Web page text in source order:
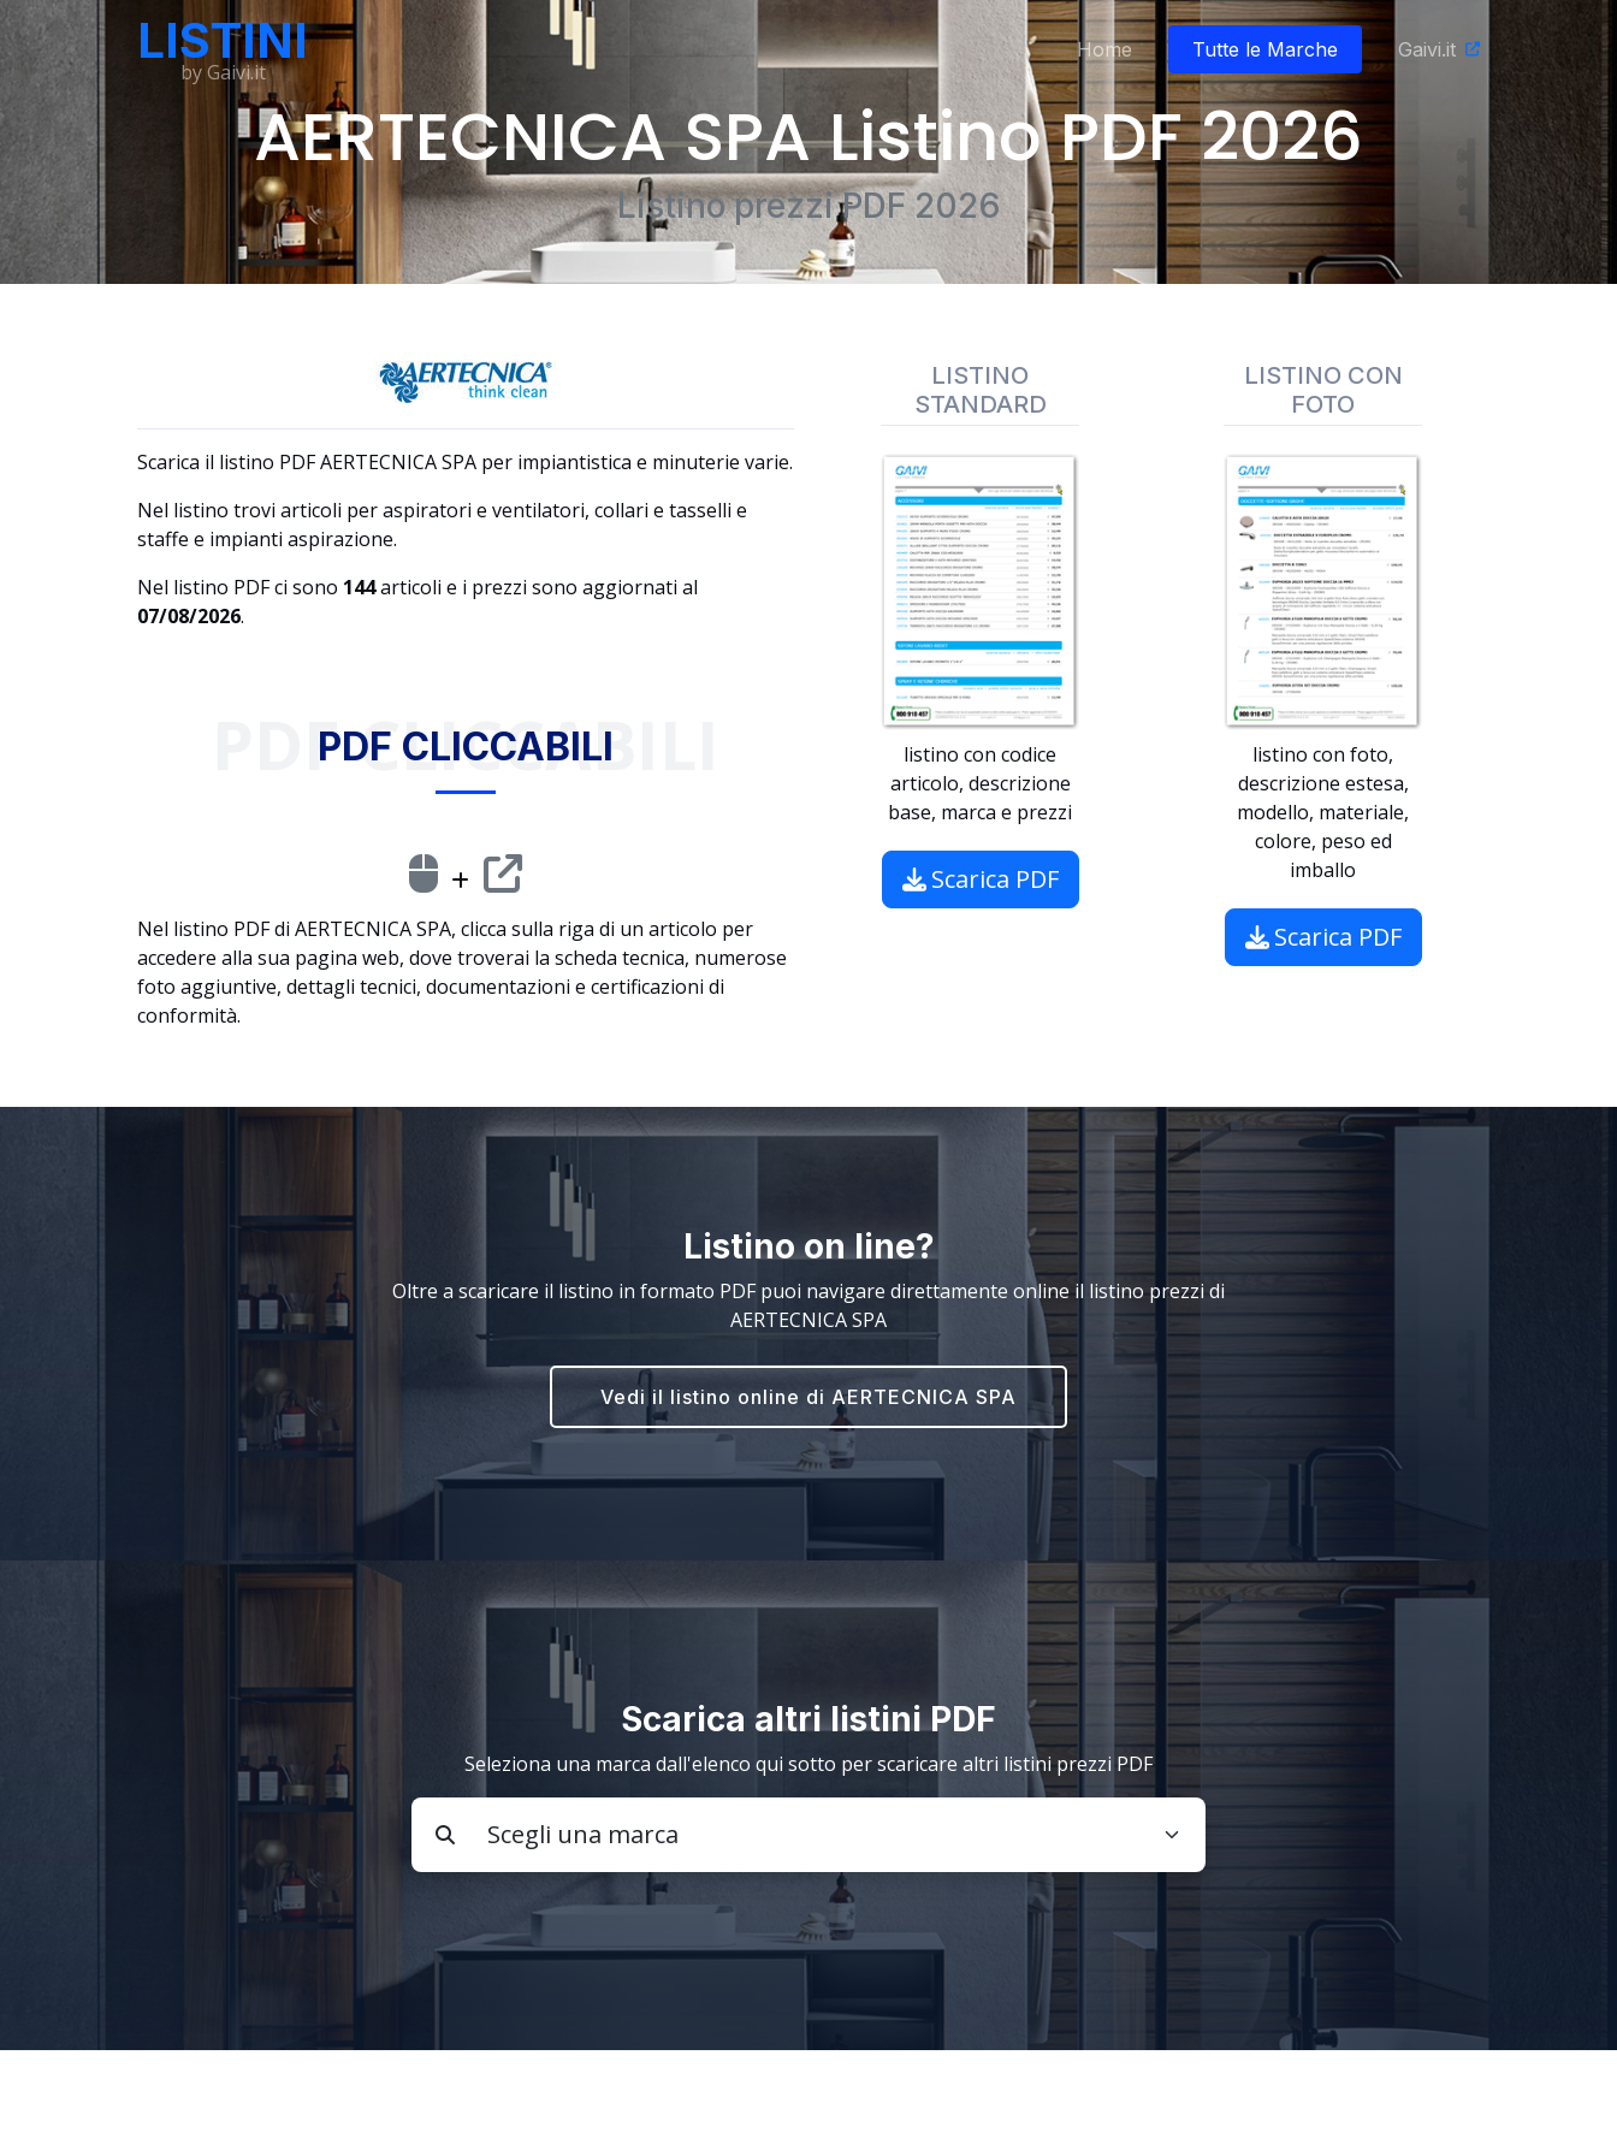
LISTINI
by Gaivi.it
Home Tutte le Marche Gaivi.it
AERTECNICA SPA Listino PDF 2026
Listino prezzi PDF 2026
Scarica il listino PDF AERTECNICA SPA per impiantistica e minuterie varie.
Nel listino trovi articoli per aspiratori e ventilatori, collari e tasselli e
staffe e impianti aspirazione.
Nel listino PDF ci sono 144articoli e i prezzi sono aggiornati al
07/08/2026.
PDF CLICCABILI
PDF CLICCABILI
Nel listino PDF di AERTECNICA SPA, clicca sulla riga di un articolo per
accedere alla sua pagina web, dove troverai la scheda tecnica, numerose
foto aggiuntive, dettagli tecnici, documentazioni e certificazioni di
conformità.
LISTINO
STANDARD
listino con codice
articolo, descrizione
base, marca e prezzi
Scarica PDF
LISTINO CON
FOTO
listino con foto,
descrizione estesa,
modello, materiale,
colore, peso ed
imballo
Scarica PDF
Listino on line?
Oltre a scaricare il listino in formato PDF puoi navigare direttamente online il listino prezzi di
AERTECNICA SPA
Vedi il listino online di AERTECNICA SPA
Scarica altri listini PDF
Seleziona una marca dall'elenco qui sotto per scaricare altri listini prezzi PDF